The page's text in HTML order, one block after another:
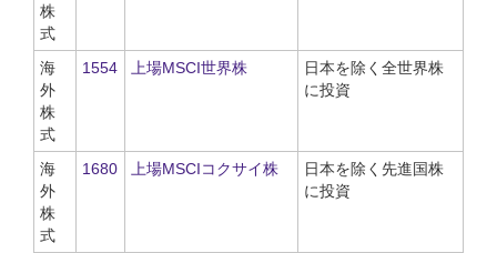
株
式
海
外
株
式
1554 上場MSCI世界株
日本を除く全世界株
に投資
海
外
株
式
1680 上場MSCIコクサイ株
日本を除く先進国株
に投資